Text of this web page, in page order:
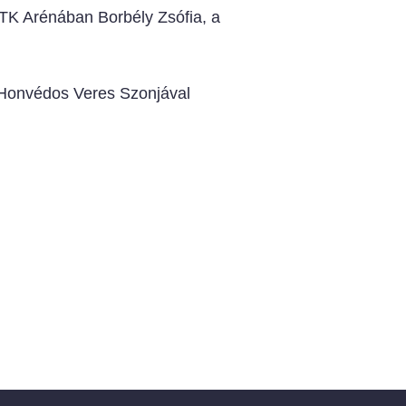
Arénában Borbély Zsófia, a
Veres Szonjával